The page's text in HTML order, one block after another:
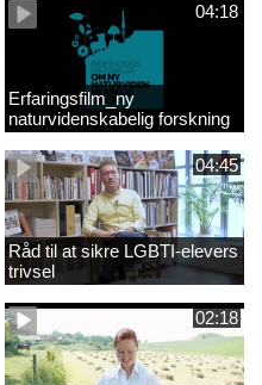
04:18
Erfaringsfilm_ny
naturvidenskabelig forskning
04:45
Råd til at sikre LGBTI-elevers
trivsel
02:18